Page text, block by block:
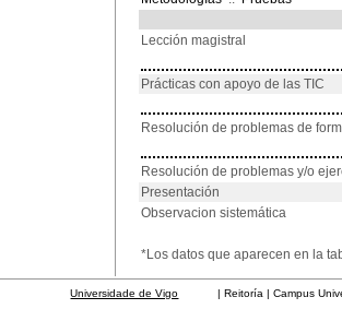
Lección magistral
Prácticas con apoyo de las TIC
Resolución de problemas de
Resolución de problemas y/o
Presentación
Observacion sistemática
*Los datos que aparecen en la
Universidade de Vigo | Reitoría | Campus